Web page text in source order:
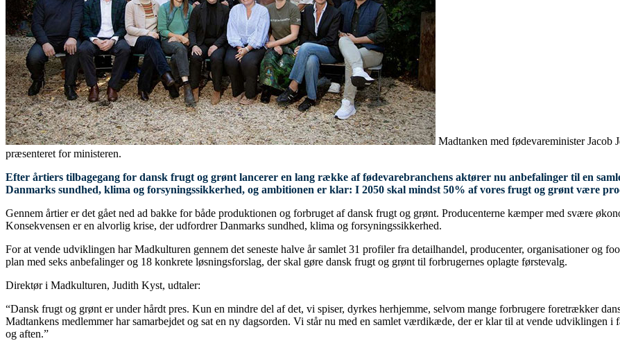
Madtanken med fødevareminister Jacob
præsenteret for ministeren.
Efter årtiers tilbagegang for dansk frugt og grønt lancerer en lang række af fødevarebranchens aktører nu anbefalinger til en
Danmarks sundhed, klima og forsyningssikkerhed, og ambitionen er klar: I 2050 skal mindst 50% af vores frugt og grønt være
Gennem årtier er det gået ned ad bakke for både produktionen og forbruget af dansk frugt og grønt. Producenterne kæmper med svære
Konsekvensen er en alvorlig krise, der udfordrer Danmarks sundhed, klima og forsyningssikkerhed.
For at vende udviklingen har Madkulturen gennem det seneste halve år samlet 31 profiler fra detailhandel, producenter, organisationer og
plan med seks anbefalinger og 18 konkrete løsningsforslag, der skal gøre dansk frugt og grønt til forbrugernes oplagte førstevalg.
Direktør i Madkulturen, Judith Kyst, udtaler:
“Dansk frugt og grønt er under hårdt pres. Kun en mindre del af det, vi spiser, dyrkes herhjemme, selvom mange forbrugere foretrækker
Madtankens medlemmer har samarbejdet og sat en ny dagsorden. Vi står nu med en samlet værdikæde, der er klar til at vende udviklingen
og aften.”